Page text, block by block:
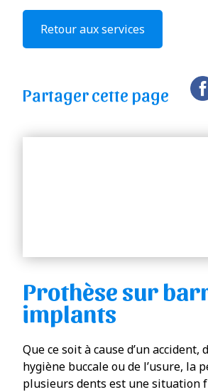
Retour aux services
Partager cette page
Prothèse sur
implants
Que ce soit à cause d’un accident,
hygiène buccale ou de l’usure, la
plusieurs dents est une situation